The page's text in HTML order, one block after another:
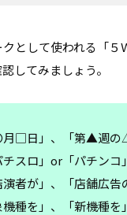
として使われる「
してみましょう。
月□日」、「第▲週
スロ」or「パチン
者が」、「店舗広
種を」、「新機種を